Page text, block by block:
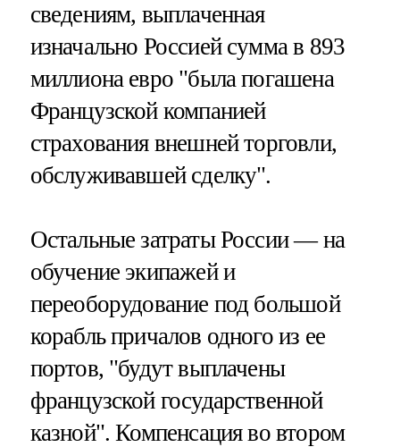
сведениям, выплаченная
изначально Россией сумма в 893
миллиона евро "была погашена
Французской компанией
страхования внешней торговли,
обслуживавшей сделку".
Остальные затраты России — на
обучение экипажей и
переоборудование под большой
корабль причалов одного из ее
портов, "будут выплачены
французской государственной
казной". Компенсация во втором